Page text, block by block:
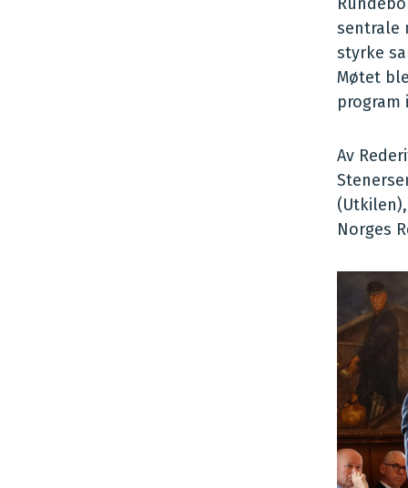
sentrale
styrke
Møtet
program
Av
Norges